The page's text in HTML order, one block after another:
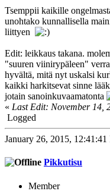
Tsemppii kaikille
unohtako kunnallisella
liittyen
Edit: leikkaus takana.
"suuren viinirypäleen"
hyvältä, mitä nyt uskalsi
kaikki harkitsevat sinne
jotain sanoinkuvaamatonta
« Last Edit: November 14,
Logged
January 26, 2015, 12:41:41
Pikkutisu
Member